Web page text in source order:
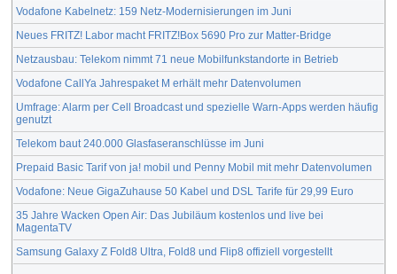
Vodafone Kabelnetz: 159 Netz-Modernisierungen im Juni
Neues FRITZ! Labor macht FRITZ!Box 5690 Pro zur Matter-Bridge
Netzausbau: Telekom nimmt 71 neue Mobilfunkstandorte in Betrieb
Vodafone CallYa Jahrespaket M erhält mehr Datenvolumen
Umfrage: Alarm per Cell Broadcast und spezielle Warn-Apps werden häufig
genutzt
Telekom baut 240.000 Glasfaseranschlüsse im Juni
Prepaid Basic Tarif von ja! mobil und Penny Mobil mit mehr Datenvolumen
Vodafone: Neue GigaZuhause 50 Kabel und DSL Tarife für 29,99 Euro
35 Jahre Wacken Open Air: Das Jubiläum kostenlos und live bei
MagentaTV
Samsung Galaxy Z Fold8 Ultra, Fold8 und Flip8 offiziell vorgestellt